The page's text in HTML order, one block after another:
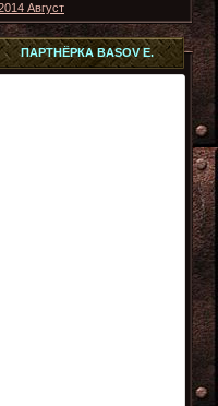
Август
ПАРТНЁРКА BASOV E.